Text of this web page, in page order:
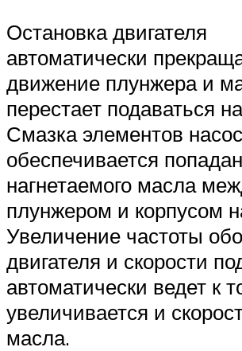
Остановка двигателя
автоматически
движение плунжера и
перестает подаваться
Смазка элементов
обеспечивается
нагнетаемого масла
плунжером и корпусом
Увеличение частоты
двигателя и скорости
автоматически ведет к
увеличивается и
масла.